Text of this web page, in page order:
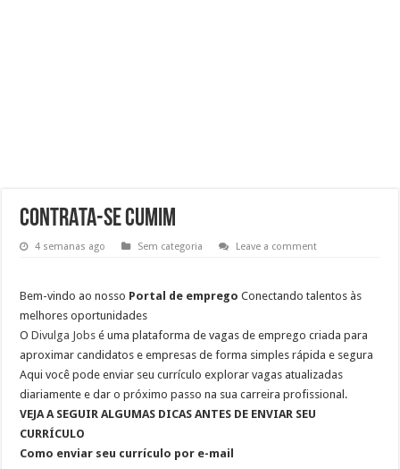
CONTRATA-SE CUMIM
4 semanas ago Sem categoria Leave a comment
Bem-vindo ao nosso Portal de emprego Conectando talentos às
melhores oportunidades
ODivulga Jobs é uma plataforma de vagas de emprego criada para
aproximar candidatos e empresas de forma simples rápida e segura
Aqui você pode enviar seu currículo explorar vagas atualizadas
diariamente e dar o próximo passo na sua carreira profissional.
VEJA A SEGUIR ALGUMAS DICAS ANTES DE ENVIAR SEU
CURRÍCULO
Como enviar seu currículo por e-mail